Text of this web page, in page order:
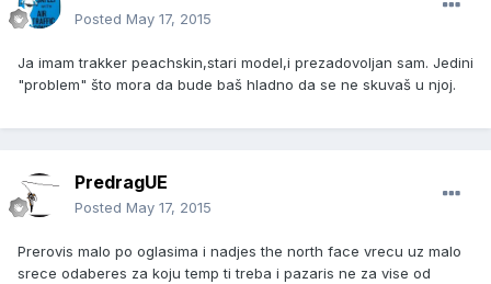
Posted May 17, 2015
Ja imam trakker peachskin,stari model,i prezadovoljan sam. Jedini
"problem" što mora da bude baš hladno da se ne skuvaš u njoj.
PredragUE
Posted May 17, 2015
Prerovis malo po oglasima i nadjes the north face vrecu uz malo
srece odaberes za koju temp ti treba i pazaris ne za vise od